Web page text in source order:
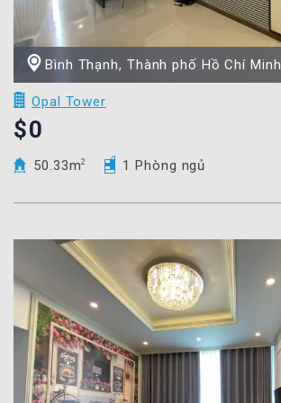
Bình Thạnh, Thành phố Hồ Chí Minh
Opal Tower
$0
50.33m2 1 Phòng ngủ